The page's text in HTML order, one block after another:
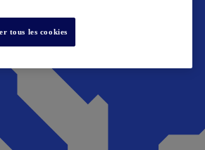
tous les cookies